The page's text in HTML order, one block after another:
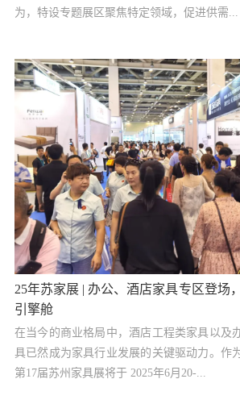
为，特设专题展区聚焦特定领域，促进供需...
25年苏家展 | 办公、酒店家具专区登场
引擎舱
在当今的商业格局中，酒店工程类家具以及
具已然成为家具行业发展的关键驱动力。作
第17届苏州家具展将于 2025年6月20-...